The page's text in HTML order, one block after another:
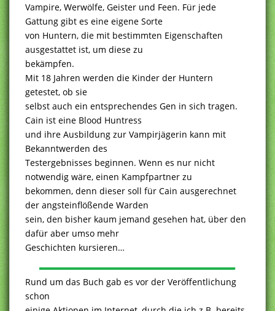
Vampire, Werwölfe, Geister und Feen. Für jede
Gattung gibt es eine eigene Sorte
von Huntern, die mit bestimmten Eigenschaften
ausgestattet ist, um diese zu
bekämpfen.
Mit 18 Jahren werden die Kinder der Huntern
getestet, ob sie
selbst auch ein entsprechendes Gen in sich tragen.
Cain ist eine Blood Huntress
und ihre Ausbildung zur Vampirjägerin kann mit
Bekanntwerden des
Testergebnisses beginnen. Wenn es nur nicht
notwendig wäre, einen Kampfpartner zu
bekommen, denn dieser soll für Cain ausgerechnet
der angsteinflößende Warden
sein, den bisher kaum jemand gesehen hat, über den
dafür aber umso mehr
Geschichten kursieren…
Rund um das Buch gab es vor der Veröffentlichung
schon